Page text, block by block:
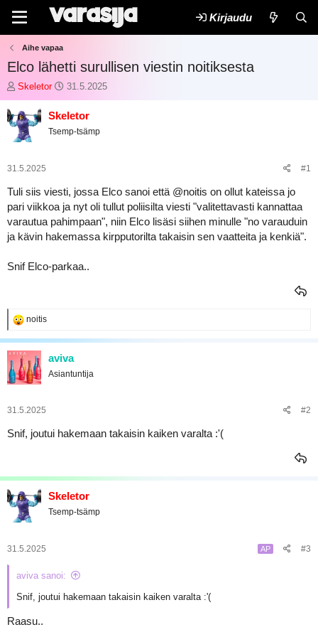
Kirjaudu
Aihe vapaa
Elco lähetti surullisen viestin noitiksesta
K
e
s
k
u
l
n
a
l
i
j
a
Skeletor
A
l
o
t
ä
v
ä
m
ä
31.5.2025
Skeletor
Tsemp-tsämp
31.5.2025 #1
Tuli siis viesti, jossa Elco sanoi että @noitis on ollut kateissa jo
pari viikkoa ja nyt oli tullut poliisilta viesti "valitettavasti kannattaa
varautua pahimpaan", niin Elco lisäsi siihen minulle "no varauduin
ja kävin hakemassa kirpputorilta takaisin sen vaatteita ja kenkiä".
Snif Elco-parkaa..
R
a
k
i
o
:
noitis
aviva
Asiantuntija
31.5.2025 #2
Snif, joutui hakemaan takaisin kaiken varalta :'(
Skeletor
Tsemp-tsämp
31.5.2025 AP #3
aviva sanoi:
Snif, joutui hakemaan takaisin kaiken varalta :'(
Raasu..